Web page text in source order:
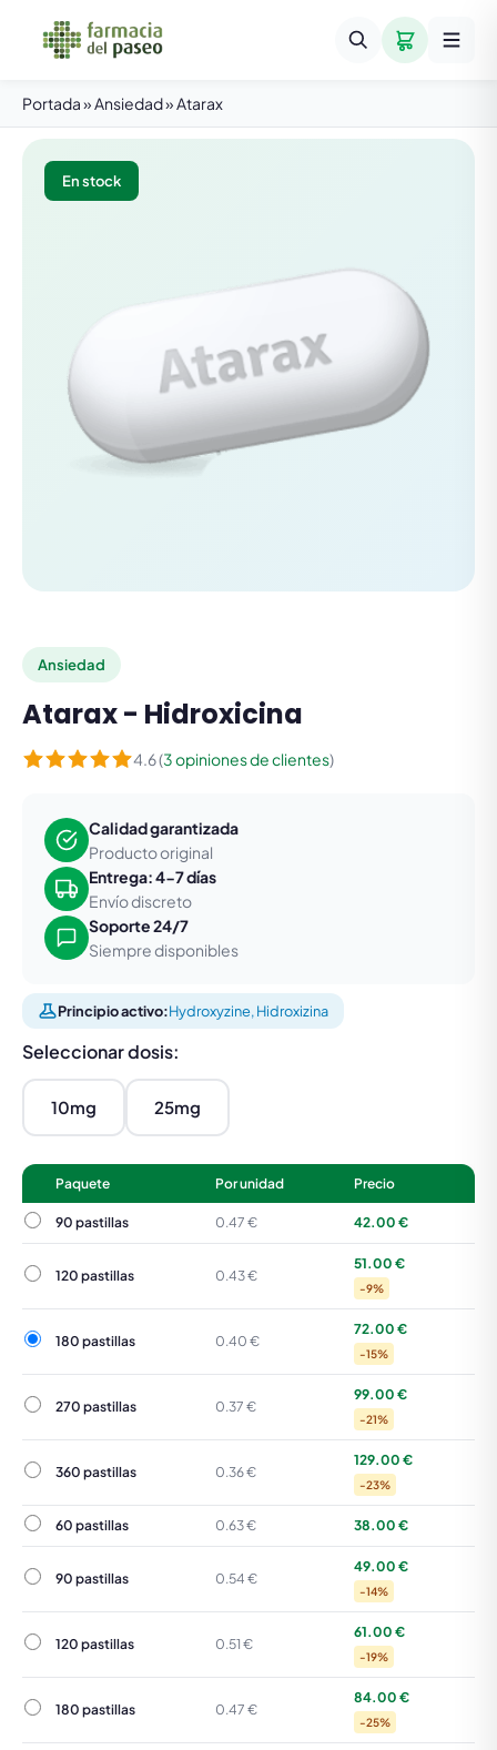
Portada»Ansiedad»Atarax
En stock
Ansiedad
Atarax - Hidroxicina
4.6 (3 opiniones de clientes)
Calidad garantizada
Producto original
Entrega: 4-7 días
Envío discreto
Soporte 24/7
Siempre disponibles
Principio activo:Hydroxyzine, Hidroxizina
Seleccionar dosis:
10mg 25mg
Paquete Por unidad Precio
90 pastillas
90 pastillas 0.47 € 42.00 €
120 pastillas
120 pastillas 0.43 €
51.00 €
-9%
180 pastillas
180 pastillas 0.40 €
72.00 €
-15%
270 pastillas
270 pastillas 0.37 €
99.00 €
-21%
360 pastillas
360 pastillas 0.36 €
129.00 €
-23%
60 pastillas
60 pastillas 0.63 € 38.00 €
90 pastillas
90 pastillas 0.54 €
49.00 €
-14%
120 pastillas
120 pastillas 0.51 €
61.00 €
-19%
180 pastillas
180 pastillas 0.47 €
84.00 €
-25%